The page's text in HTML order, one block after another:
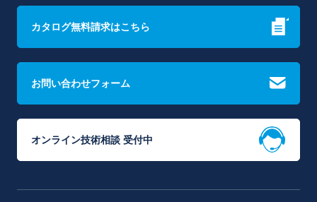
カタログ無料請求はこちら
お問い合わせフォーム
オンライン技術相談 受付中